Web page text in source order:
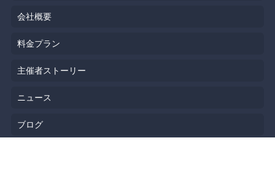
会社概要
料金プラン
主催者ストーリー
ニュース
ブログ